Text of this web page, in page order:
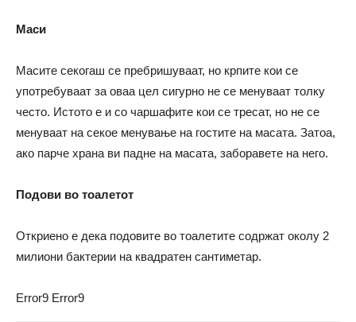
Маси
Масите секогаш се пребришуваат, но крпите кои се
употребуваат за оваа цел сигурно не се менуваат толку
често. Истото е и со чаршафите кои се тресат, но не се
менуваат на секое менување на гостите на масата. Затоа,
ако парче храна ви падне на масата, заборавете на него.
Подови во тоалетот
Откриено е дека подовите во тоалетите содржат околу 2
милиони бактерии на квадратен сантиметар.
Error9 Error9